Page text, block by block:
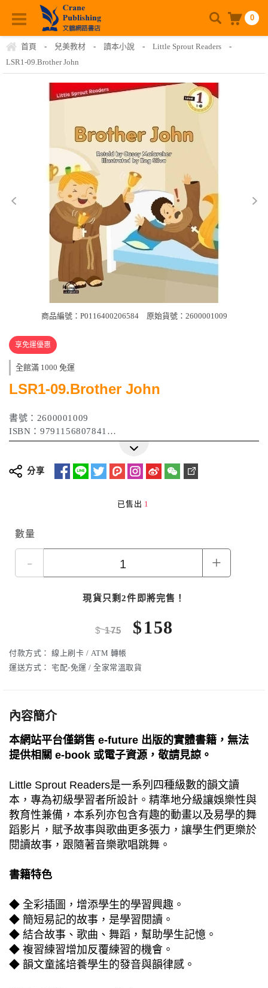
0
首頁 - 兒美教材 - 讀本小說 - Little Sprout Readers
-
LSR1-09.Brother John
商品編號：P0116400206584 原始貨號：2600001009
享免運優惠
全館滿 1000 免運
LSR1-09.Brother John
書號：2600001009
ISBN：9791156807841
出版日期：2016年
分享
已售出 1
數量
- +
現貨只剩2件即將完售！
$175 $158
付款方式： 線上刷卡 / ATM 轉帳
運送方式：
宅配-免運 / 全家常溫取貨
內容簡介
本網站平台僅銷售 e-future 出版的實體書籍，無法
提供相關 e-book 或電子資源，敬請見諒。
Little Sprout Readers是一系列四種級數的韻文讀
本，專為初級學習者所設計。精準地分級讓娛樂性與
教育性兼備，本系列亦包含有趣的動畫以及易學的舞
蹈影片，賦予故事與歌曲更多張力，讓學生們更樂於
閱讀故事，跟隨著音樂歌唱跳舞。
書籍特色
◆ 全彩插圖，增添學生的學習興趣。
◆ 簡短易記的故事，是學習閱讀。
◆ 結合故事、歌曲、舞蹈，幫助學生記憶。
◆ 複習練習增加反覆練習的機會。
◆ 韻文童謠培養學生的發音與韻律感。